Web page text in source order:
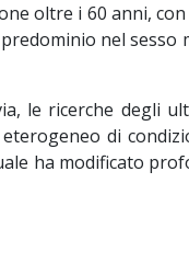
oltre i 60 anni,
nel sesso
le ricerche degli
di
ha modificato